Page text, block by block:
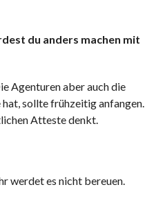
du anders machen mit
Agenturen aber auch die
sollte frühzeitig anfangen.
Atteste denkt.
werdet es nicht bereuen.